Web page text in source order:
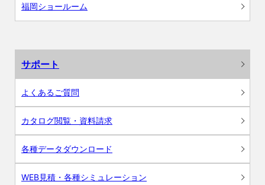
福岡ショールーム
サポート
よくあるご質問
カタログ閲覧・資料請求
各種データダウンロード
WEB見積・各種シミュレーション